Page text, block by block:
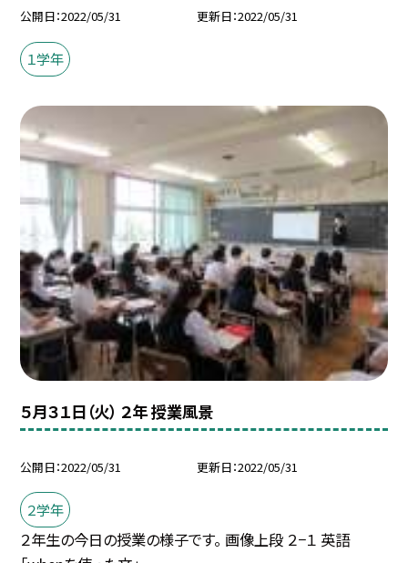
公開日 2022/05/31 更新日 2022/05/31
１学年
５月３１日（火） ２年 授業風景
公開日 2022/05/31 更新日 2022/05/31
２学年
２年生の今日の授業の様子です。 画像上段 ２−１ 英語